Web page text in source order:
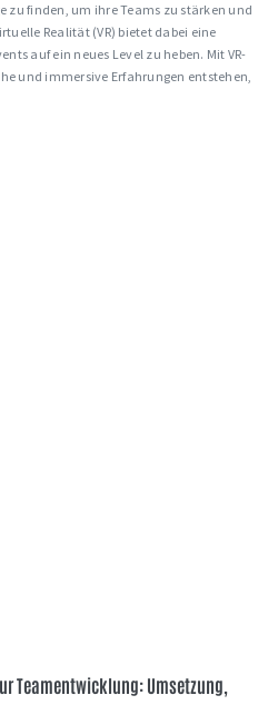
zu finden, um ihre Teams zu stärken und
Realität (VR) bietet dabei eine
auf ein neues Level zu heben. Mit VR-
und immersive Erfahrungen entstehen,
Teamentwicklung: Umsetzung,